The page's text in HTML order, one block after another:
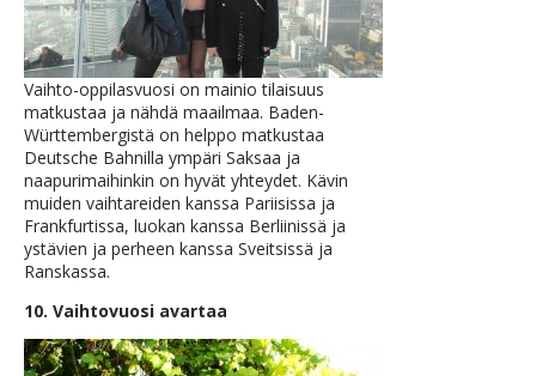
Vaihto-oppilasvuosi on mainio tilaisuus
matkustaa ja nähdä maailmaa. Baden-
Württembergistä on helppo matkustaa
Deutsche Bahnilla ympäri Saksaa ja
naapurimaihinkin on hyvät yhteydet. Kävin
muiden vaihtareiden kanssa Pariisissa ja
Frankfurtissa, luokan kanssa Berliinissä ja
ystävien ja perheen kanssa Sveitsissä ja
Ranskassa.
10. Vaihtovuosi avartaa